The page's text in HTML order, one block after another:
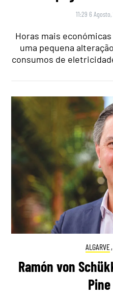
11:29 6
Horas mais
uma pequena
consumos de
ALGARVE,
Ramón von